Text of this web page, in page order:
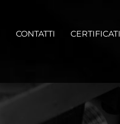
CONTATTI CERTIFICATI